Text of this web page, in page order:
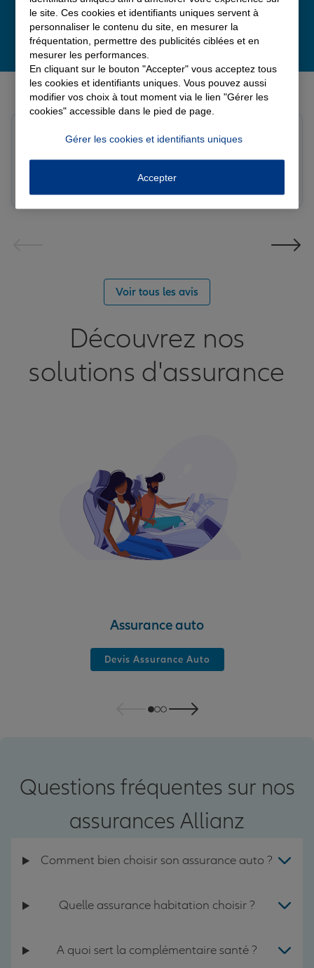
Derniers avis de nos agences Allianz
Note de 5 sur 5
Le 06/08/2026 - Agence SOURDEVAL
Voir tous les avis
Découvrez nos
solutions d'assurance
Assurance auto
Devis Assurance Auto
Questions fréquentes sur nos
assurances Allianz
Comment bien choisir son assurance auto ?
Quelle assurance habitation choisir ?
A quoi sert la complémentaire santé ?
le site. Ces cookies et identifiants uniques servent à
personnaliser le contenu du site, en mesurer la
fréquentation, permettre des publicités ciblées et en
mesurer les performances.
En cliquant sur le bouton "Accepter" vous acceptez tous
les cookies et identifiants uniques. Vous pouvez aussi
modifier vos choix à tout moment via le lien "Gérer les
cookies" accessible dans le pied de page.
Gérer les cookies et identifiants uniques
Accepter